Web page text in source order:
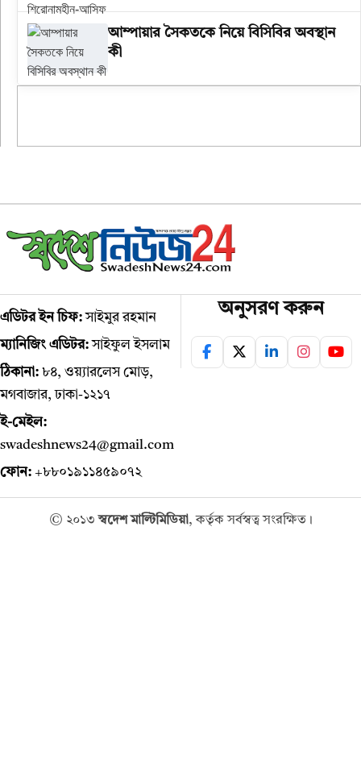
আম্পায়ার সৈকতকে নিয়ে বিসিবির অবস্থান
কী
এডিটর ইন চিফ:সাইমুর রহমান
ম্যানিজিং এডিটর:সাইফুল ইসলাম
ঠিকানা: ৮৪, ওয়্যারলেস মোড়,
মগবাজার, ঢাকা-১২১৭
ই-মেইল:
swadeshnews24@gmail.com
ফোন: +৮৮০১৯১১৪৫৯০৭২
অনুসরণ করুন
© ২০১৩স্বদেশ মাল্টিমিডিয়া, কর্তৃক সর্বস্বত্ব সংরক্ষিত।